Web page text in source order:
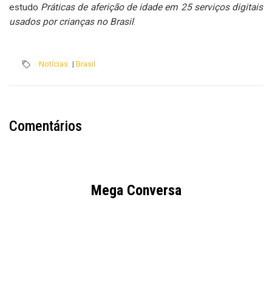
estudo Práticas de aferição de idade em 25 serviços digitais
usados por crianças no Brasil.
Notícias | Brasil
Comentários
Mega Conversa